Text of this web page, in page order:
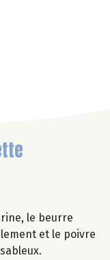
le beurre
et le poivre